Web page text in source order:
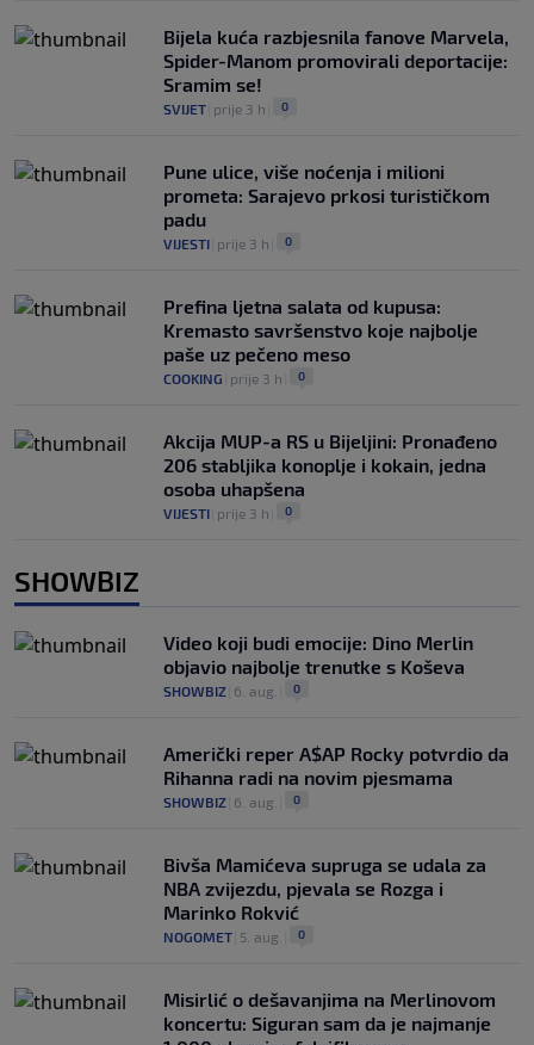
Bijela kuća razbjesnila fanove Marvela,
Spider-Manom promovirali deportacije:
Sramim se!
SVIJET prije 3 h 0
Pune ulice, više noćenja i milioni
prometa: Sarajevo prkosi turističkom
padu
VIJESTI prije 3 h 0
Prefina ljetna salata od kupusa:
Kremasto savršenstvo koje najbolje
paše uz pečeno meso
COOKING prije 3 h 0
Akcija MUP-a RS u Bijeljini: Pronađeno
206 stabljika konoplje i kokain, jedna
osoba uhapšena
VIJESTI prije 3 h 0
SHOWBIZ
Video koji budi emocije: Dino Merlin
objavio najbolje trenutke s Koševa
SHOWBIZ 6. aug. 0
Američki reper A$AP Rocky potvrdio da
Rihanna radi na novim pjesmama
SHOWBIZ 6. aug. 0
Bivša Mamićeva supruga se udala za
NBA zvijezdu, pjevala se Rozga i
Marinko Rokvić
NOGOMET 5. aug. 0
Misirlić o dešavanjima na Merlinovom
koncertu: Siguran sam da je najmanje